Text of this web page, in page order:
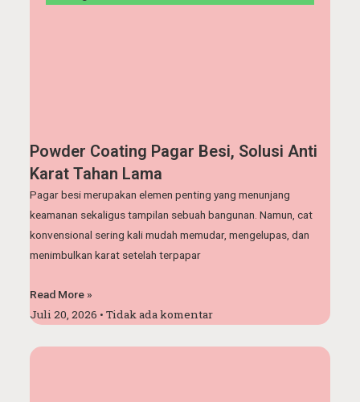
Powder Coating Pagar Besi, Solusi Anti
Karat Tahan Lama
Pagar besi merupakan elemen penting yang menunjang
keamanan sekaligus tampilan sebuah bangunan. Namun, cat
konvensional sering kali mudah memudar, mengelupas, dan
menimbulkan karat setelah terpapar
Read More »
Juli 20, 2026 Tidak ada komentar